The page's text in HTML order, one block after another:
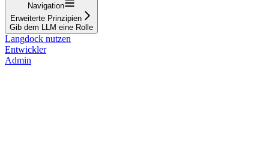
Navigation
Erweiterte Prinzipien
Gib dem LLM eine Rolle
Langdock nutzen
Entwickler
Admin